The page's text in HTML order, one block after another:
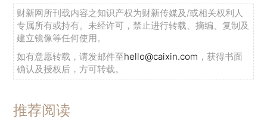
财新网所刊载内容之知识产权为财新传媒及/或相关权利人
专属所有或持有。未经许可，禁止进行转载、摘编、复制及
建立镜像等任何使用。
如有意愿转载，请发邮件至hello@caixin.com ，获得书面
确认及授权后，方可转载。
推荐阅读